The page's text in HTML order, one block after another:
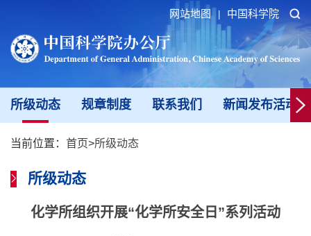
网站地图 中国科学院
所级动态 规章制度 联系我们 新闻发布活动
当前位置： 首页>所级动态
所级动态
化学所组织开展“化学所安全日”系列活动